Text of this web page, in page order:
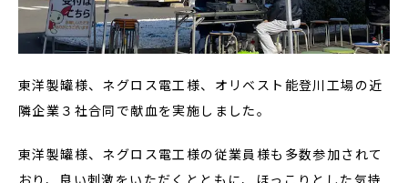
東洋製罐様、ネグロス電工様、オリベスト能登川工場の近
隣企業３社合同で献血を実施しました。
東洋製罐様、ネグロス電工様の従業員様も多数参加されて
おり、良い刺激をいただくとともに、ほっこりとした気持